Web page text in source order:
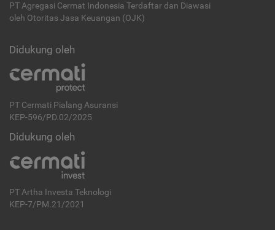
PT Agregasi Cermat Indonesia Terdaftar dan Diawasi
oleh Otoritas Jasa Keuangan (OJK)
Didukung oleh
PT Cermati Pialang Asuransi
KEP-596/PD.02/2025
Didukung oleh
PT Artha Investa Teknologi
KEP-7/PM.21/2021